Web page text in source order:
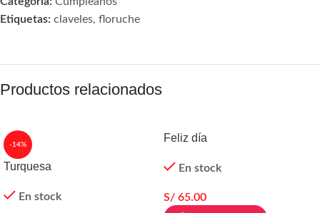
Etiquetas: claveles, floruche
Productos relacionados
-14%
Turquesa
En stock
Feliz día
En stock
S/ 65.00